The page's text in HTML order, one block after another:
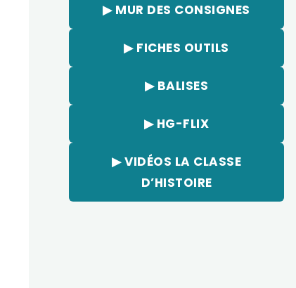
▶︎ MUR DES CONSIGNES
▶︎ FICHES OUTILS
▶︎ BALISES
▶︎ HG-FLIX
▶︎ VIDÉOS LA CLASSE
D’HISTOIRE